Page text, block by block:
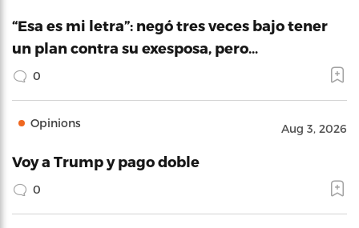
“Esa es mi letra”: negó tres veces bajo tener
un plan contra su exesposa, pero…
0
Opinions Aug 3, 2026
Voy a Trump y pago doble
0